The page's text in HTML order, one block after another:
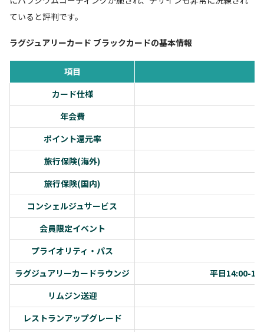
ていると評判です。
ラグジュアリーカード ブラックカードの基本情報
項目
カード仕様
年会費
ポイント還元率
旅行保険(海外)
旅行保険(国内)
コンシェルジュサービス
会員限定イベント
プライオリティ・パス
ラグジュアリーカードラウンジ
平日14:00-
リムジン送迎
レストランアップグレード